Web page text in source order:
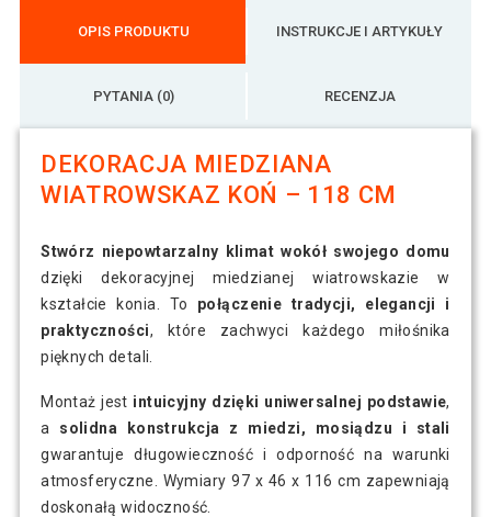
OPIS PRODUKTU INSTRUKCJE I ARTYKUŁY
PYTANIA (0) RECENZJA
DEKORACJA MIEDZIANA
WIATROWSKAZ KOŃ – 118 CM
Stwórz niepowtarzalny klimat wokół swojego domu
dzięki dekoracyjnej miedzianej wiatrowskazie w
kształcie konia. To połączenie tradycji, elegancji i
praktyczności, które zachwyci każdego miłośnika
pięknych detali.
Montaż jest intuicyjny dzięki uniwersalnej podstawie,
a solidna konstrukcja z miedzi, mosiądzu i stali
gwarantuje długowieczność i odporność na warunki
atmosferyczne. Wymiary 97 x 46 x 116 cm zapewniają
doskonałą widoczność.